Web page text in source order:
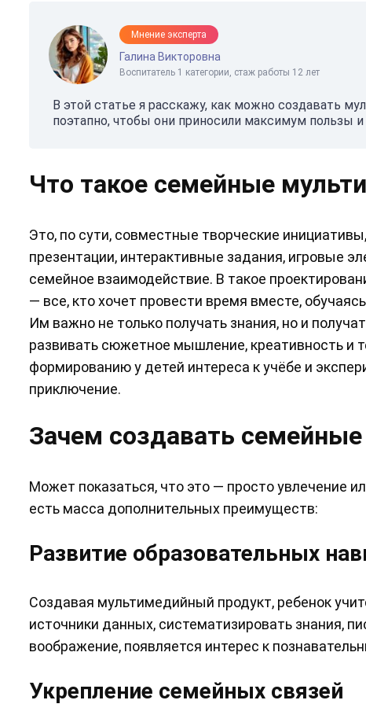
Мнение эксперта
Галина Викторовна
Воспитатель 1 категории, стаж работы 12 лет
В этой статье я расскажу, как можно создавать
поэтапно, чтобы они приносили максимум пользы
Что такое семейные
Это, по сути, совместные творческие
презентации, интерактивные задания, игровые
семейное взаимодействие. В такое
— все, кто хочет провести время вместе,
Им важно не только получать знания, но и
развивать сюжетное мышление, креативность и
формированию у детей интереса к учёбе и
приключение.
Зачем создавать
Может показаться, что это — просто увлечение
есть масса дополнительных преимуществ:
Развитие образовательных
Создавая мультимедийный продукт, ребенок
источники данных, систематизировать знания,
воображение, появляется интерес к
Укрепление семейных связей